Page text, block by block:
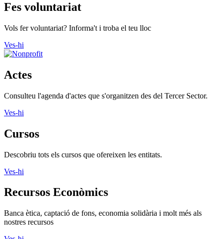
Fes voluntariat
Vols fer voluntariat? Informa't i troba el teu lloc
Ves-hi
Actes
Consulteu l'agenda d'actes que s'organitzen des del Tercer Sector.
Ves-hi
Cursos
Descobriu tots els cursos que ofereixen les entitats.
Ves-hi
Recursos Econòmics
Banca ètica, captació de fons, economia solidària i molt més als
nostres recursos